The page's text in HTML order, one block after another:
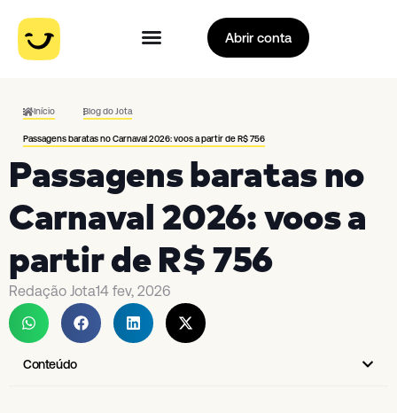
Abrir conta
Início Blog do Jota
Passagens baratas no Carnaval 2026: voos a partir de R$ 756
Passagens baratas no
Carnaval 2026: voos a
partir de R$ 756
Redação Jota14 fev, 2026
Conteúdo